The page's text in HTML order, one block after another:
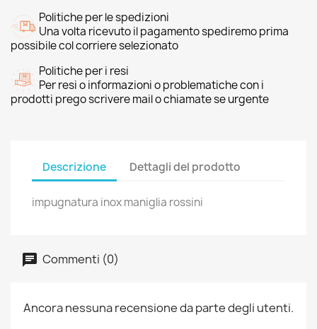
Politiche per le spedizioni
Una volta ricevuto il pagamento spediremo prima
possibile col corriere selezionato
Politiche per i resi
Per resi o informazioni o problematiche con i
prodotti prego scrivere mail o chiamate se urgente
Descrizione Dettagli del prodotto
impugnatura inox maniglia rossini
Commenti (0)
Ancora nessuna recensione da parte degli utenti.